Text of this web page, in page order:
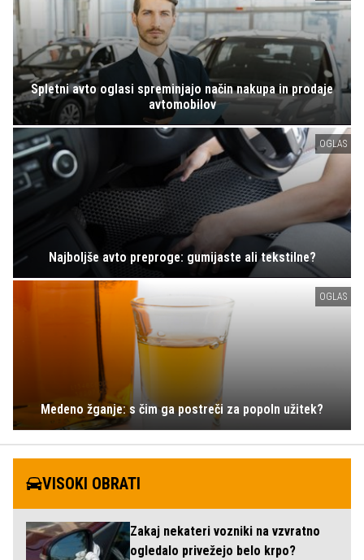
Spletni avto oglasi spreminjajo način nakupa in prodaje
avtomobilov
OGLAS
Najboljše avto preproge: gumijaste ali tekstilne?
OGLAS
Medeno žganje: s čim ga postreči za popoln užitek?
VISOKI OBRATI
Zakaj nekateri vozniki na vzvratno
ogledalo privežejo belo krpo?